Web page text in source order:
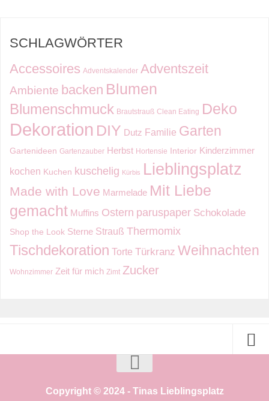
SCHLAGWÖRTER
Accessoires Adventskalender Adventszeit
Ambiente backen Blumen
Blumenschmuck Brautstrauß Clean Eating Deko
Dekoration DIY Dutz Familie Garten
Gartenideen Gartenzauber Herbst Hortensie Interior Kinderzimmer
kochen Kuchen kuschelig Kürbis Lieblingsplatz
Made with Love Marmelade Mit Liebe
gemacht Muffins Ostern paruspaper Schokolade
Shop the Look Sterne Strauß Thermomix
Tischdekoration Torte Türkranz Weihnachten
Wohnzimmer Zeit für mich Zimt Zucker
Copyright © 2024 - Tinas Lieblingsplatz